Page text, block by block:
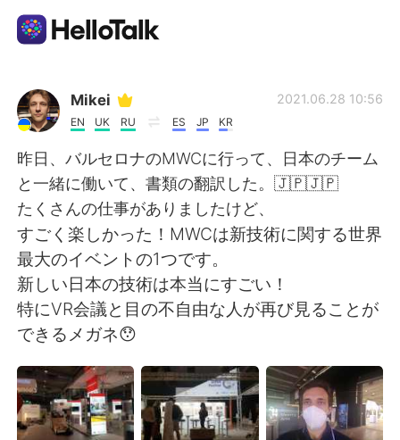
Приложение для Языкового Обмена
AI Grammar Checker
Русский
English 简体中文
繁體中文 Español
Deutsch 日本語
Mikei
EN UK RU ES JP KR
2021.06.28 10:56
昨日、バルセロナのMWCに行って、日本のチーム
と一緒に働いて、書類の翻訳した。🇯🇵🇯🇵
たくさんの仕事がありましたけど、
すごく楽しかった！MWCは新技術に関する世界
最大のイベントの1つです。
新しい日本の技術は本当にすごい！
特にVR会議と目の不自由な人が再び見ることが
できるメガネ😯